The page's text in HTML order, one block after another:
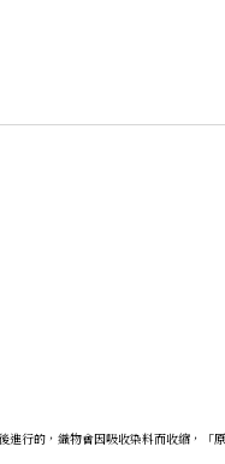
行的，織物會因吸收染料而收縮，「